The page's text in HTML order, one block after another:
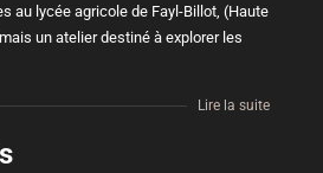
au lycée agricole de Fayl-Billot, (Haute
un atelier destiné à explorer les
Lire la suite